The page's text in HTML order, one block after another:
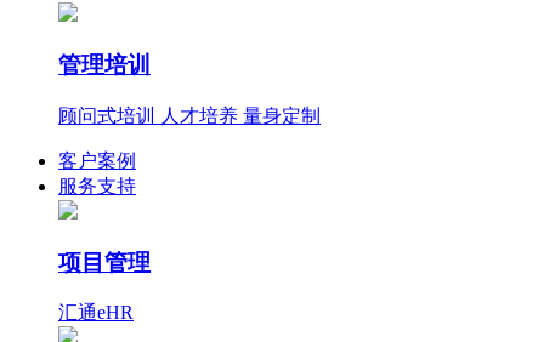
管理培训
顾问式培训 人才培养 量身定制
客户案例
服务支持
项目管理
汇通eHR